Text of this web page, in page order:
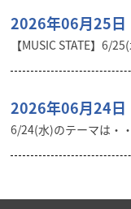
2026年06月25日
【MUSIC STATE】6/
2026年06月24日
6/24(水)のテーマは・・